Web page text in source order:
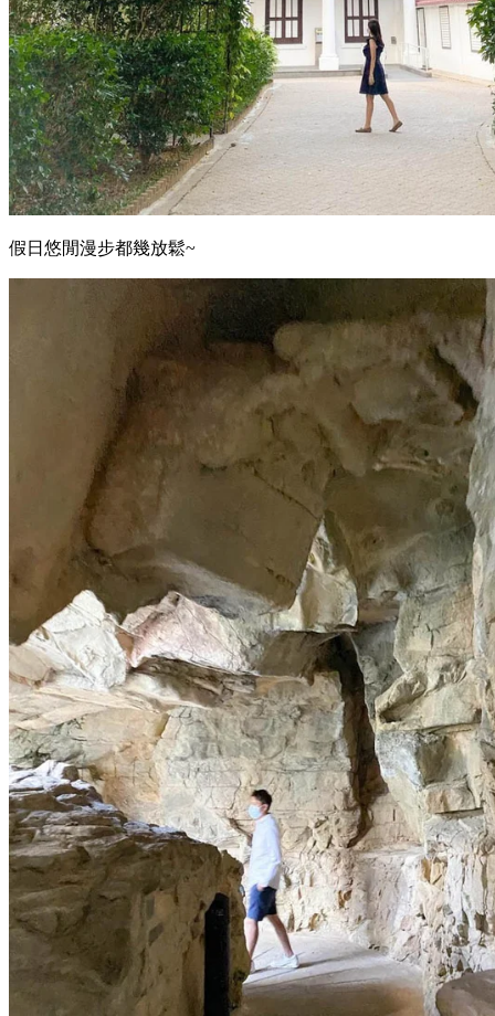
假日悠閒漫步都幾放鬆~